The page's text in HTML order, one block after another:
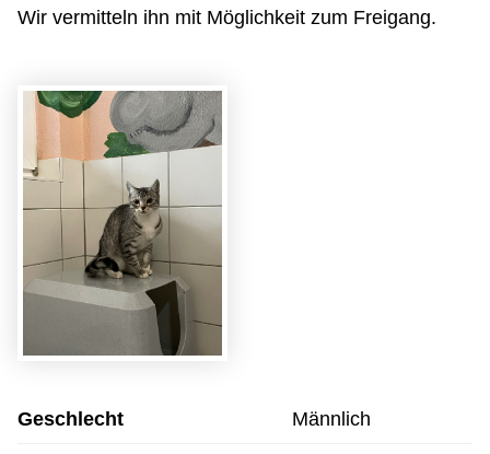
Wir vermitteln ihn mit Möglichkeit zum Freigang.
Geschlecht Männlich